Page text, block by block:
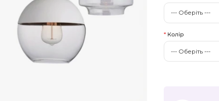
Колір